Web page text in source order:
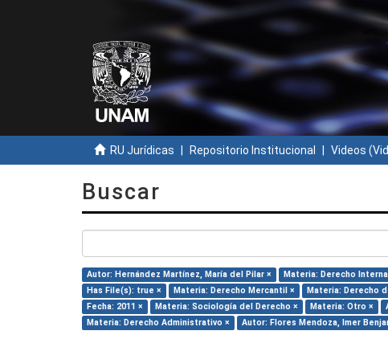
RU Jurídicas Repositorio Institucional Videos
Buscar
Autor: Hernández Martínez, María del Pilar × Materia: Derecho
Has File(s): true ×
Materia: Derecho Mercantil × Materia: Derecho
Fecha: 2011 ×
Materia: Sociología del Derecho × Materia: Otro ×
Materia: Derecho Administrativo ×
Autor: Flores Mendoza, Imer